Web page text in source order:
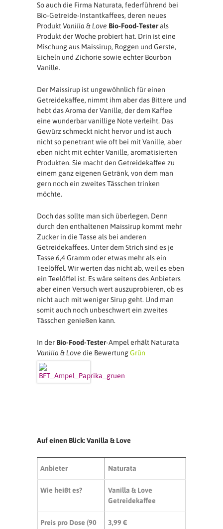
So auch die Firma Naturata, federführend bei
Bio-Getreide-Instantkaffees, deren neues
Produkt Vanilla & Love Bio-Food-Testerals
Produkt der Woche probiert hat. Drin ist eine
Mischung aus Maissirup, Roggen und Gerste,
Eicheln und Zichorie sowie echter Bourbon
Vanille.
Der Maissirup ist ungewöhnlich für einen
Getreidekaffee, nimmt ihm aber das Bittere und
hebt das Aroma der Vanille, der dem Kaffee
eine wunderbar vanillige Note verleiht. Das
Gewürz schmeckt nicht hervor und ist auch
nicht so penetrant wie oft bei mit Vanille, aber
eben nicht mit echter Vanille, aromatisierten
Produkten. Sie macht den Getreidekaffee zu
einem ganz eigenen Getränk, von dem man
gern noch ein zweites Tässchen trinken
möchte.
Doch das sollte man sich überlegen. Denn
durch den enthaltenen Maissirup kommt mehr
Zucker in die Tasse als bei anderen
Getreidekaffees. Unter dem Strich sind es je
Tasse 6,4 Gramm oder etwas mehr als ein
Teelöffel. Wir werten das nicht ab, weil es eben
ein Teelöffel ist. Es wäre seitens des Anbieters
aber einen Versuch wert auszuprobieren, ob es
nicht auch mit weniger Sirup geht. Und man
somit auch noch unbeschwert ein zweites
Tässchen genießen kann.
In der Bio-Food-Tester-Ampel erhält Naturata
Vanilla & Love die BewertungGrün
Auf einen Blick: Vanilla & Love
Anbieter Naturata
Wie heißt es?
Vanilla & Love
Getreidekaffee
Preis pro Dose (90 3,99 €